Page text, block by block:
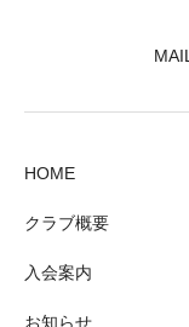
HOME
クラブ概要
入会案内
お知らせ